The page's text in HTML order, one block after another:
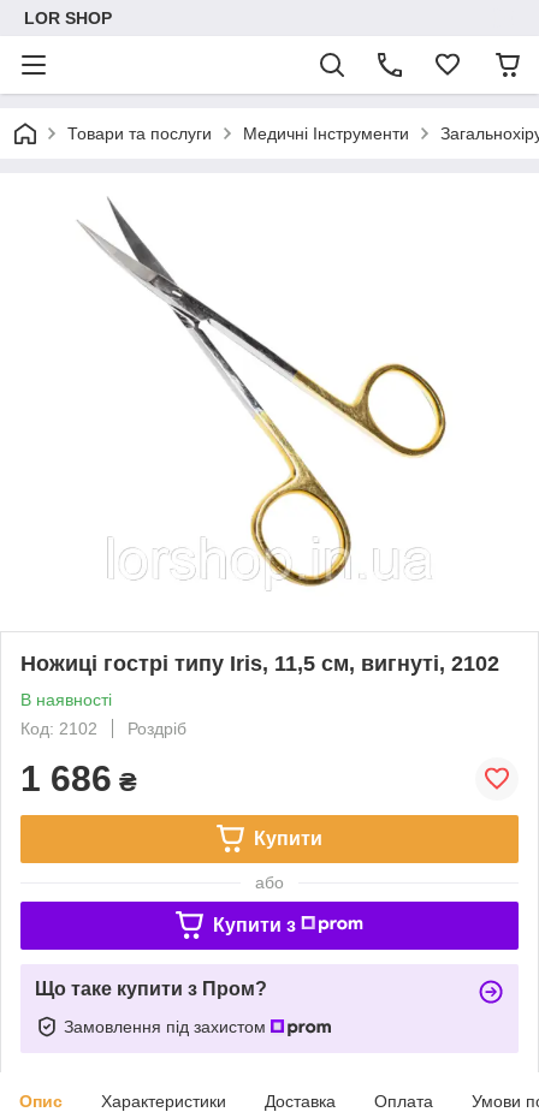
LOR SHOP
Товари та послуги Медичні Інструменти
Ножиці гострі типу Iris, 11,5 см, вигнуті, 2102
В наявності
Код: 2102
Роздріб
1 686 ₴
Купити
або
Купити з
Що таке купити з Пром?
Замовлення під захистом
Опис Характеристики Доставка Оплата Умови